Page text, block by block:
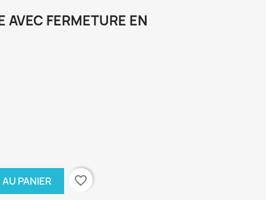
AVEC FERMETURE EN
PANIER favorite_border